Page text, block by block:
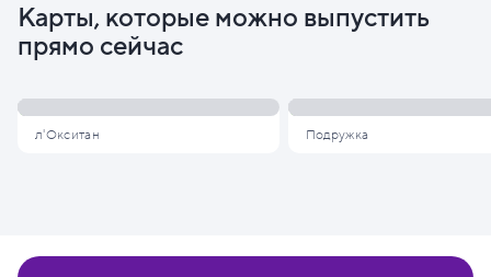
Карты, которые можно выпустить
прямо сейчас
л'Окситан Подружка